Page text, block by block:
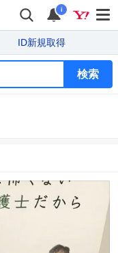
i
ID新規取得
検索